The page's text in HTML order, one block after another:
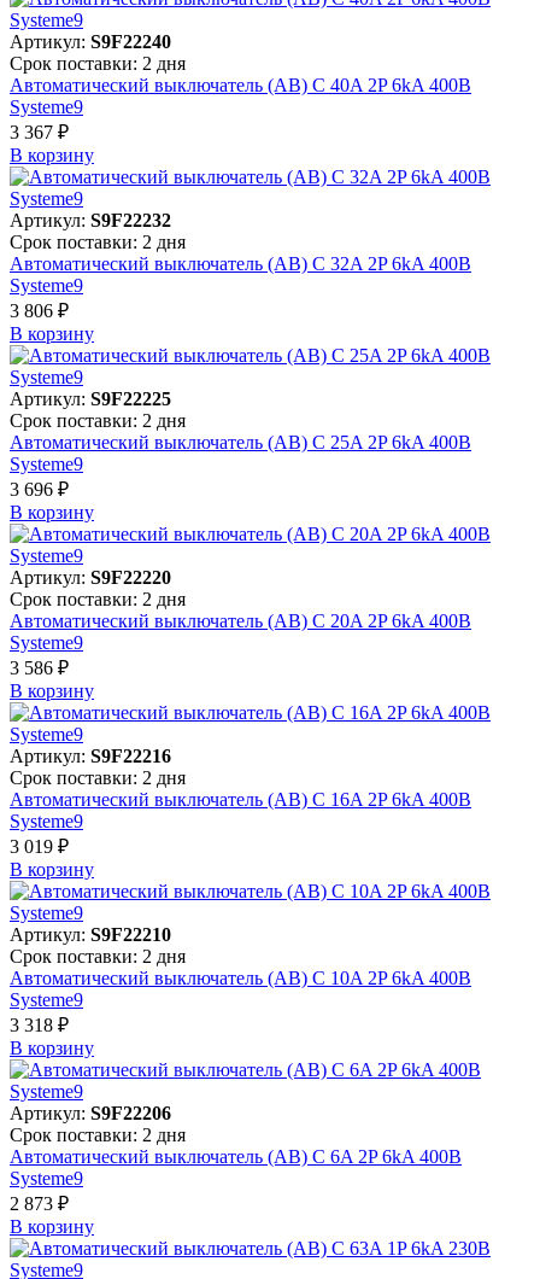
Артикул: S9F22240
Срок поставки: 2 дня
Автоматический выключатель (АВ) C 40A 2P 6kA 400В
Systeme9
3 367 ₽
В корзинy
Артикул: S9F22232
Срок поставки: 2 дня
Автоматический выключатель (АВ) C 32A 2P 6kA 400В
Systeme9
3 806 ₽
В корзинy
Артикул: S9F22225
Срок поставки: 2 дня
Автоматический выключатель (АВ) C 25A 2P 6kA 400В
Systeme9
3 696 ₽
В корзинy
Артикул: S9F22220
Срок поставки: 2 дня
Автоматический выключатель (АВ) C 20A 2P 6kA 400В
Systeme9
3 586 ₽
В корзинy
Артикул: S9F22216
Срок поставки: 2 дня
Автоматический выключатель (АВ) C 16A 2P 6kA 400В
Systeme9
3 019 ₽
В корзинy
Артикул: S9F22210
Срок поставки: 2 дня
Автоматический выключатель (АВ) C 10A 2P 6kA 400В
Systeme9
3 318 ₽
В корзинy
Артикул: S9F22206
Срок поставки: 2 дня
Автоматический выключатель (АВ) C 6A 2P 6kA 400В
Systeme9
2 873 ₽
В корзинy